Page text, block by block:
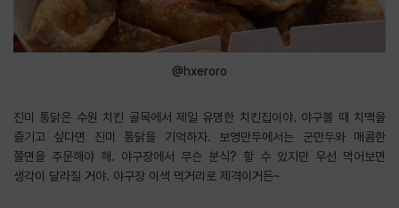
@hxeroro
진미 통닭은 수원 치킨 골목에서 제일 유명한 치킨집이야. 야구볼 때 치맥을
즐기고 싶다면 진미 통닭을 기억하자. 보영만두에서는 군만두와 매콤한
쫄면을 주문해야 해. 야구장에서 무슨 분식? 할 수 있지만 우선 먹어보면
생각이 달라질 거야. 야구장 이색 먹거리로 제격이거든~